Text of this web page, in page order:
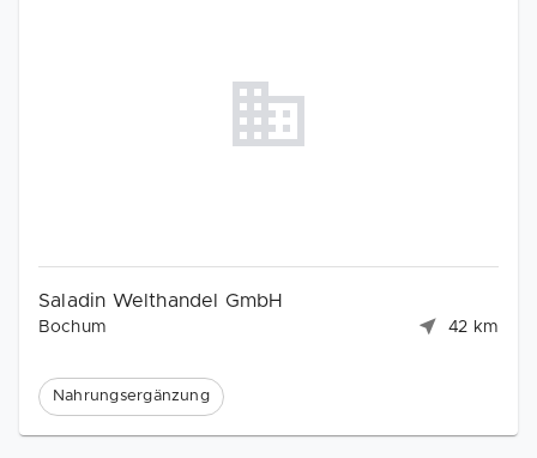
Saladin Welthandel GmbH
Bochum 42 km
Nahrungsergänzung